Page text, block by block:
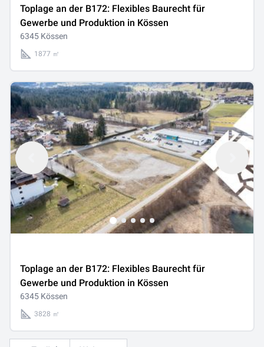
Toplage an der B172: Flexibles Baurecht für
Gewerbe und Produktion in Kössen
6345 Kössen
1877 ㎡
Toplage an der B172: Flexibles Baurecht für
Gewerbe und Produktion in Kössen
6345 Kössen
3828 ㎡